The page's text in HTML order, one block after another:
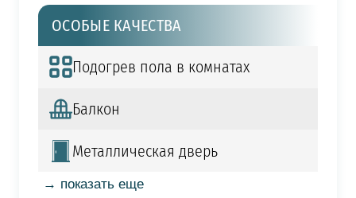
ОСОБЫЕ КАЧЕСТВА
Подогрев пола в комнатах
Балкон
Металлическая дверь
→ показать еще